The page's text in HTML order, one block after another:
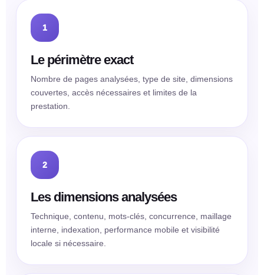
1
Le périmètre exact
Nombre de pages analysées, type de site, dimensions
couvertes, accès nécessaires et limites de la
prestation.
2
Les dimensions analysées
Technique, contenu, mots-clés, concurrence, maillage
interne, indexation, performance mobile et visibilité
locale si nécessaire.